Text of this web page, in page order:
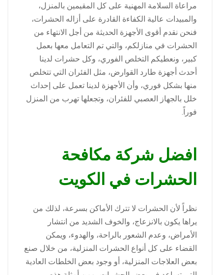
مراعاة السلامة المهنية على كل المقيمين بالمنزل،
والمبيدات عالية الكفاءة القادرة على أزاله الحشرات،
فنحن نقدم أقوى الأجهزة الحديثة من أجل الانتهاء من
الحشرات في منازلكم، والتي تم التعامل معها بعمل
كبير، ونعطيكم التخلص الفوري، وكل حشرات لدينا
أحدث أجهزة طارد القوارض، مثل الفئران التي تتخلص
منها بشكل فوري، وأن الأجهزة لدينا تعمل على إحداث
خلل بالجهاز العصبي للفئران، وتجعلها تهرب من المنزل
فوراً.
افضل شركة مكافحة
الحشرات في الكويت
نظراً لأن الحشرات لا تترك الأماكن بسرعة، لذلك من
يراها يكون بالانزعاج، والخوف الشديد من انتشار
الأمراض، وعدم الشعور بالراحة، والهدوء، ويمكن
القضاء على كل أنواع الحشرات المنزلية، من خلال صنع
بعض العلاجات المنزلية، أو وجود بعض الخلطات العادية